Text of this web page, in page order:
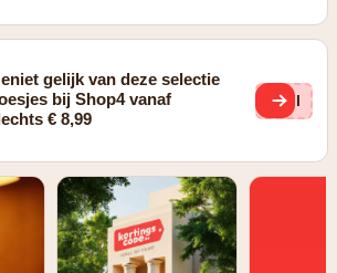
gelijk van deze selectie
bij Shop4 vanaf
€ 8,99
TFl